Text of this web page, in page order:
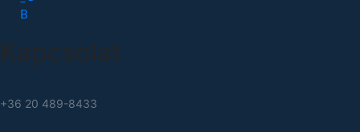
+36 20 489-8433